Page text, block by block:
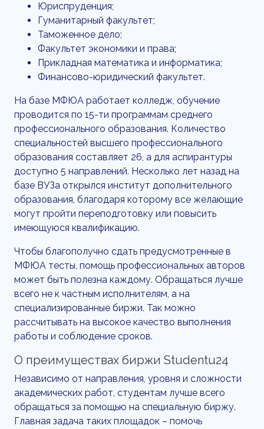
Юриспруденция;
Гуманитарный факультет;
Таможенное дело;
Факультет экономики и права;
Прикладная математика и информатика;
Финансово-юридический факультет.
На базе МФЮА работает колледж, обучение
проводится по 15-ти программам среднего
профессионального образования. Количество
специальностей высшего профессионального
образования составляет 26, а для аспирантуры
доступно 5 направлений. Несколько лет назад на
базе ВУЗа открылся институт дополнительного
образования, благодаря которому все желающие
могут пройти переподготовку или повысить
имеющуюся квалификацию.
Чтобы благополучно сдать предусмотренные в
МФЮА тесты, помощь профессиональных авторов
может быть полезна каждому. Обращаться лучше
всего не к частным исполнителям, а на
специализированные биржи. Так можно
рассчитывать на высокое качество выполнения
работы и соблюдение сроков.
О преимуществах биржи Studentu24
Независимо от направления, уровня и сложности
академических работ, студентам лучше всего
обращаться за помощью на специальную биржу.
Главная задача таких площадок – помочь